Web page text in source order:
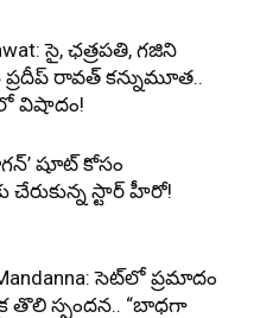
సై, ఛత్రపతి, గజిని
రావత్ కన్నుమూత..
విషాదం!
షూట్ కోసం
స్టార్ హీరో!
సెట్‌లో ప్రమాదం
తొలి స్పందన.. “బాధగా